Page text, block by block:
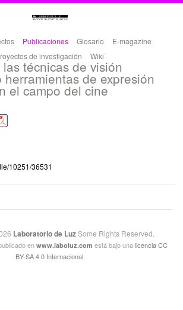
Publicaciones Glosario
E-magazine
de investigación
Wiki
técnicas de visión
herramientas de expresión
el campo del cine
10251/36531
Laboratorio de LuzSome Rights Reserved.
en www.laboluz.com está bajo una licencia CC
BY-SA 4.0 Internacional.